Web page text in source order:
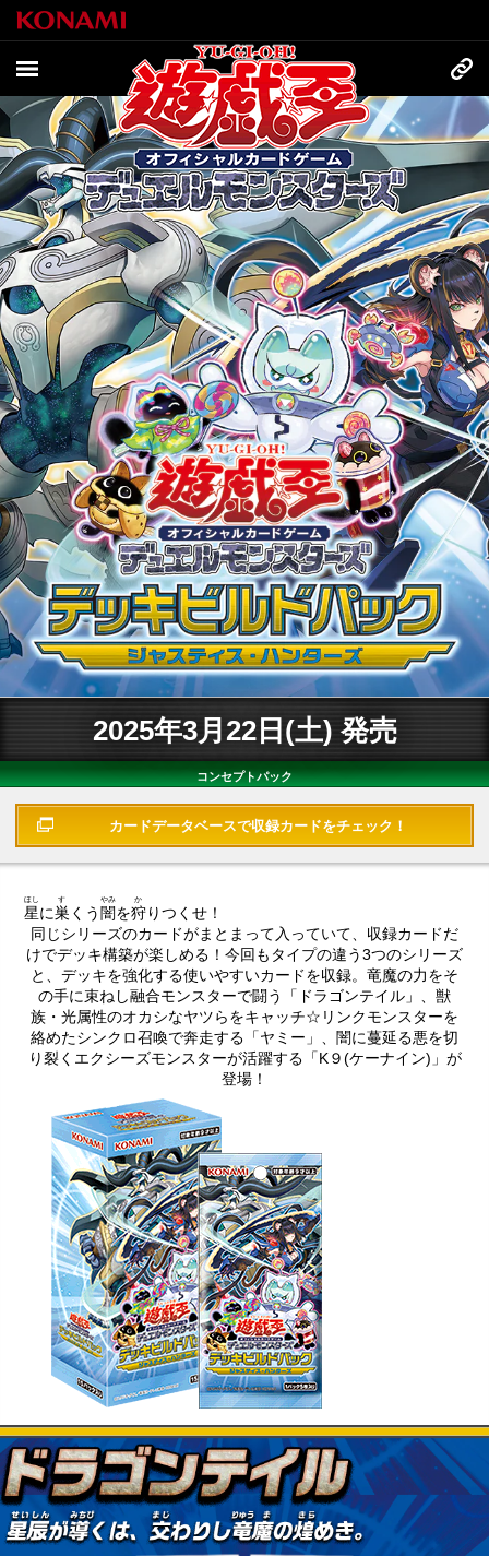
遊戯王OCGデュエルモンスターズ デッキビルドパック ジャスティス・
2025年3月22日(土) 発売
コンセプトパック
カードデータベースで収録カードをチェック！
星
ほし
に巣
す
くう 闇
やみ
を狩
か
りつくせ！
同じシリーズのカードがまとまって入っていて、収録カードだ
けでデッキ構築が楽しめる！今回もタイプの違う3つのシリーズ
と、デッキを強化する使いやすいカードを収録。竜魔の力をそ
の手に束ねし融合モンスターで闘う「ドラゴンテイル」、獣
族・光属性のオカシなヤツらをキャッチ☆リンクモンスターを
絡めたシンクロ召喚で奔走する「ヤミー」、闇に蔓延る悪を切
り裂くエクシーズモンスターが活躍する「K９(ケーナイン)」が
登場！